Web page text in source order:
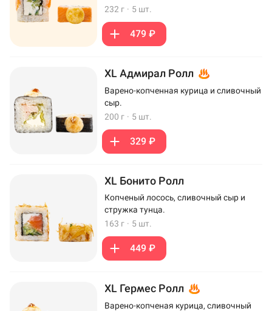
232 г · 5 шт.
479 ₽
XL Адмирал Ролл
Варено-копченная курица и сливочный
сыр.
200 г · 5 шт.
329 ₽
XL Бонито Ролл
Копченый лосось, сливочный сыр и
стружка тунца.
163 г · 5 шт.
449 ₽
XL Гермес Ролл
Варено-копченая курица, сливочный